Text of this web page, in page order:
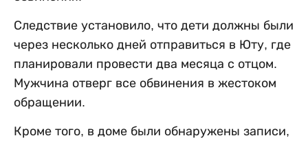
Следствие установило, что дети должны были
через несколько дней отправиться в Юту, где
планировали провести два месяца с отцом.
Мужчина отверг все обвинения в жестоком
обращении.
Кроме того, в доме были обнаружены записи,